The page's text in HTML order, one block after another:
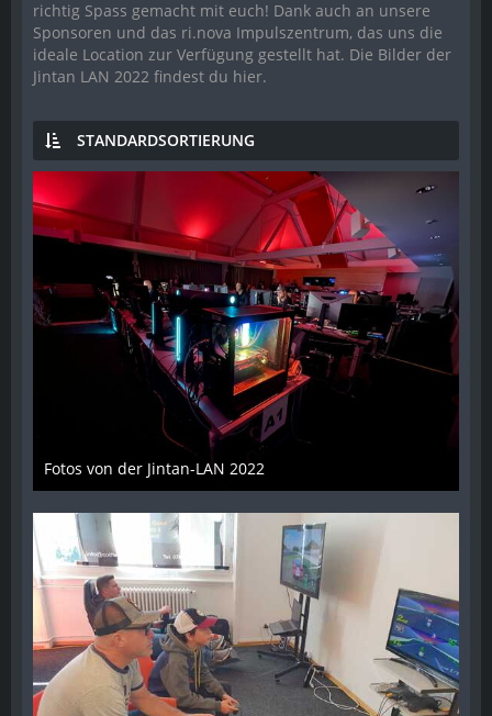
richtig Spass gemacht mit euch! Dank auch an unsere
Sponsoren und das ri.nova Impulszentrum, das uns die
ideale Location zur Verfügung gestellt hat. Die Bilder der
Jintan LAN 2022 findest du hier.
STANDARDSORTIERUNG
Fotos von der Jintan-LAN 2022
17. Oktober 2022